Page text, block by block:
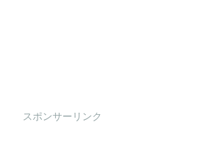
スポンサーリンク